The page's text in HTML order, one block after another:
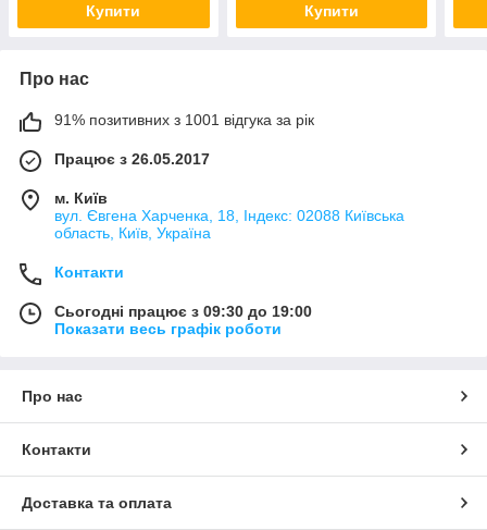
Купити Купити
Про нас
91% позитивних з 1001 відгука за рік
Працює з 26.05.2017
м. Київ
вул. Євгена Харченка, 18, Індекс: 02088 Київська
область, Київ, Україна
Контакти
Сьогодні працює з 09:30 до 19:00
Показати весь графік роботи
Про нас
Контакти
Доставка та оплата